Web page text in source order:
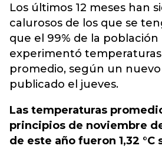
Los últimos 12 meses han
calurosos de los que se
que el 99% de la población
experimentó temperaturas
promedio, según un nuevo
publicado el jueves.
Las temperaturas
principios de noviembre
de este año fueron 1,32 °C